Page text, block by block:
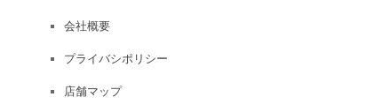
会社概要
プライバシポリシー
店舗マップ